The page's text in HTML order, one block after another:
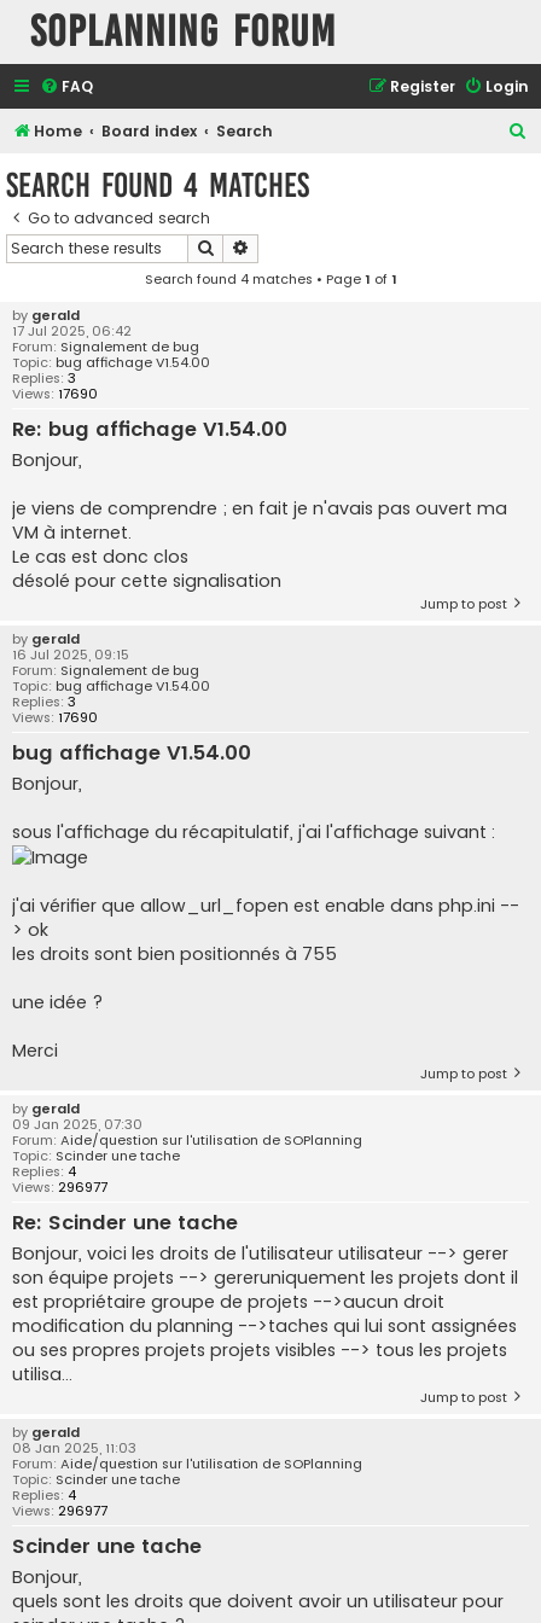
SOPlanning Forum
FAQ Login
Register
Home Board index Search
Search found 4 matches
Go to advanced search
Search
Search found 4 matches • Page1 of1
by gerald
17 Jul 2025, 06:42
Forum: Signalement de bug
Topic: bug affichage V1.54.00
Replies: 3
Views: 17690
Re: bug affichage V1.54.00
Bonjour,
je viens de comprendre ; en fait je n'avais pas ouvert ma
VM à internet.
Le cas est donc clos
désolé pour cette signalisation
Jump to post
by gerald
16 Jul 2025, 09:15
Forum: Signalement de bug
Topic: bug affichage V1.54.00
Replies: 3
Views: 17690
bug affichage V1.54.00
Bonjour,
sous l'affichage du récapitulatif, j'ai l'affichage suivant :
j'ai vérifier que allow_url_fopen est enable dans php.ini --
> ok
les droits sont bien positionnés à 755
une idée ?
Merci
Jump to post
by gerald
09 Jan 2025, 07:30
Forum: Aide/question sur l'utilisation de SOPlanning
Topic: Scinder une tache
Replies: 4
Views: 296977
Re: Scinder une tache
Bonjour, voici les droits de l'utilisateur utilisateur --> gerer
son équipe projets --> gereruniquement les projets dont il
est propriétaire groupe de projets -->aucun droit
modification du planning -->taches qui lui sont assignées
ou ses propres projets projets visibles --> tous les projets
utilisa...
Jump to post
by gerald
08 Jan 2025, 11:03
Forum: Aide/question sur l'utilisation de SOPlanning
Topic: Scinder une tache
Replies: 4
Views: 296977
Scinder une tache
Bonjour,
quels sont les droits que doivent avoir un utilisateur pour